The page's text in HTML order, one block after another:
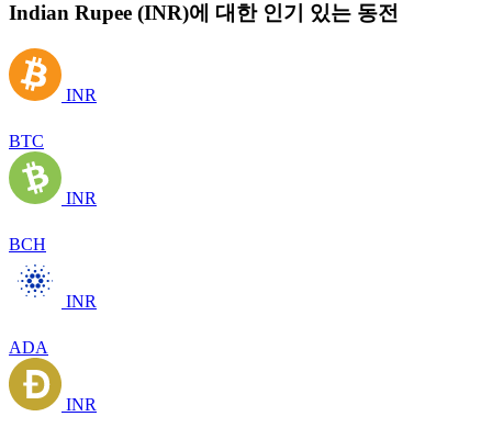
Indian Rupee (INR)에 대한 인기 있는 동전
INR
BTC
INR
BCH
INR
ADA
INR